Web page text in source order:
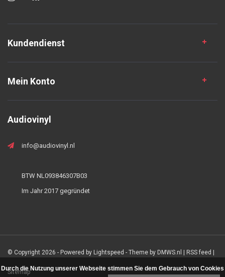
Kundendienst
Mein Konto
Audiovinyl
info@audiovinyl.nl
BTW NL093846307B03
Im Jahr 2017 gegründet
© Copyright 2026 - Powered by Lightspeed - Theme by DMWS.nl RSS feed
Sitemap
Durch die Nutzung unserer Webseite stimmen Sie dem Gebrauch von Cookies